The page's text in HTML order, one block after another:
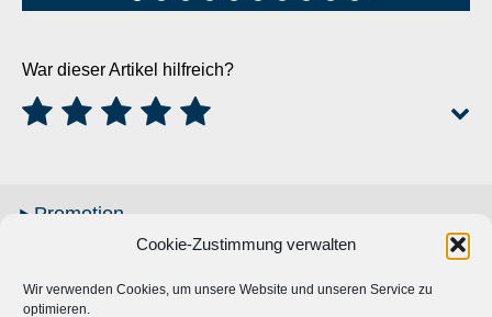
Cookie-Zustimmung verwalten
Wir verwenden Cookies, um unsere Website und unseren Service zu
optimieren.
Promotion
Account
War dieser Artikel hilfreich?